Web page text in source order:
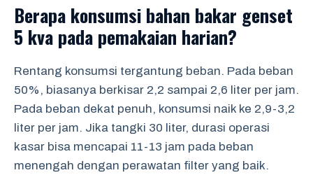
Berapa konsumsi bahan bakar genset
5 kva pada pemakaian harian?
Rentang konsumsi tergantung beban. Pada beban
50%, biasanya berkisar 2,2 sampai 2,6 liter per jam.
Pada beban dekat penuh, konsumsi naik ke 2,9-3,2
liter per jam. Jika tangki 30 liter, durasi operasi
kasar bisa mencapai 11-13 jam pada beban
menengah dengan perawatan filter yang baik.